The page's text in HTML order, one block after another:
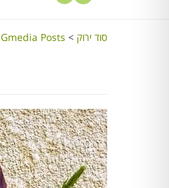
סוד ירוק >
Gmedia Posts